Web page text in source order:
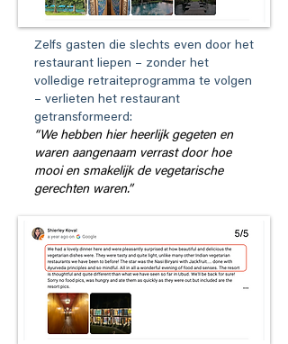
Zelfs gasten die slechts even door het
restaurant liepen – zonder het
volledige retraiteprogramma te volgen
– verlieten het restaurant
getransformeerd:
“We hebben hier heerlijk gegeten en
waren aangenaam verrast door hoe
mooi en smakelijk de vegetarische
gerechten waren.”